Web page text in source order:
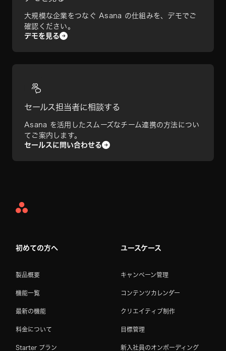
大規模な企業をつなぐ Asana の仕組みを、デモでご
確認ください。
デモを見る
セールス担当者に相談する
Asana を活用したスムーズなチーム連携の方法につい
てご案内します。
セールスに問い合わせる
Asana
初めての方へ
製品概要
機能一覧
最新の機能
料金について
Starter プラン
ユースケース
キャンペーン管理
コンテンツカレンダー
クリエイティブ制作
目標管理
新入社員のオンボーディング